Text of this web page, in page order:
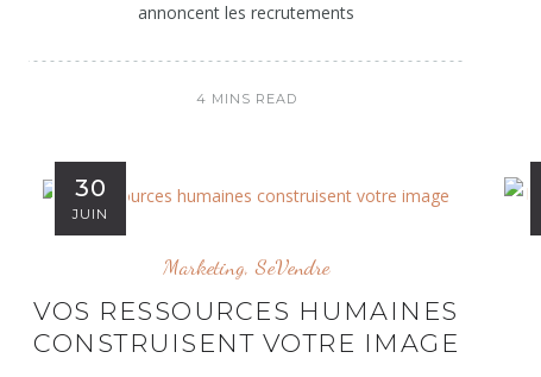
annoncent les recrutements
4 MINS READ
30
JUIN
Marketing,SeVendre
VOS RESSOURCES HUMAINES
CONSTRUISENT VOTRE IMAGE